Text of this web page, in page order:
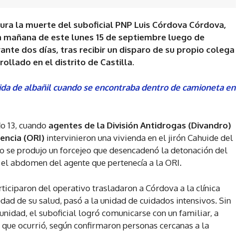
la muerte del suboficial PNP Luis Córdova Córdova,
de este lunes 15 de septiembre luego de
dos días, tras recibir un disparo de su propio colega
en el distrito de Castilla.
de albañil cuando se encontraba dentro de camioneta en
13, cuando agentes de la División Antidrogas (Divandro)
(ORI) intervinieron una vivienda en el jirón Cahuide del
se produjo un forcejeo que desencadenó la detonación del
abdomen del agente que pertenecía a la ORI.
del operativo trasladaron a Córdova a la clínica
de su salud, pasó a la unidad de cuidados intensivos. Sin
el suboficial logró comunicarse con un familiar, a
ocurrió, según confirmaron personas cercanas a la